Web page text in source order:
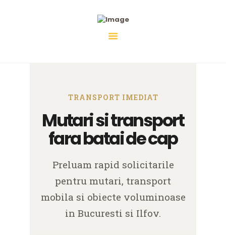
Transport Imediat
solutii pentru transport, mutari si debarasari
TRANSPORT IMEDIAT
Mutari si transport
fara batai de cap
Preluam rapid solicitarile
pentru mutari, transport
mobila si obiecte voluminoase
in Bucuresti si Ilfov.